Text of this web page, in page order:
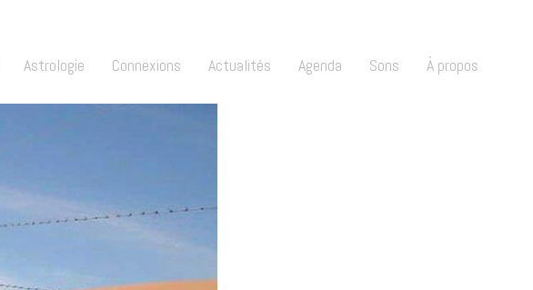
Astrologie Connexions Actualités Agenda Sons À propos